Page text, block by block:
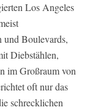
Los Angeles
und Boulevards,
Diebstählen,
im Großraum von
oft nur das
schrecklichen